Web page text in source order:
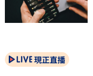
現正直播